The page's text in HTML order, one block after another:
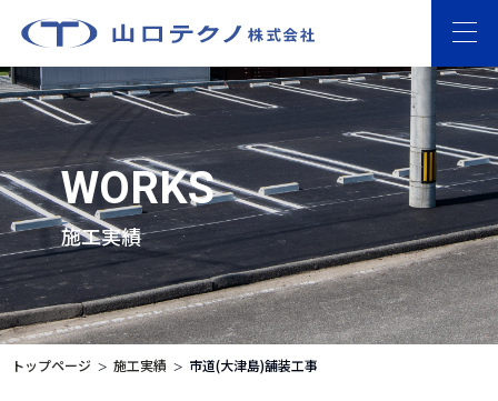
WORKS
施工実績
トップページ 施工実績 市道(大津島)舗装工事